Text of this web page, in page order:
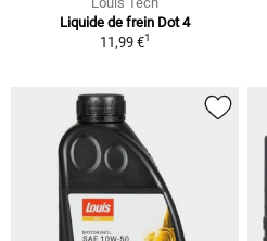
Liquide de frein Dot 4
11,99 €1